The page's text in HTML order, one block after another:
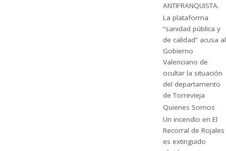
ANTIFRANQUISTA.
La plataforma
“sanidad pública y
de calidad” acusa al
Gobierno
Valenciano de
ocultar la situación
del departamento
de Torrevieja
Quienes Somos
Un incendio en El
Recorral de Rojales
es extinguido